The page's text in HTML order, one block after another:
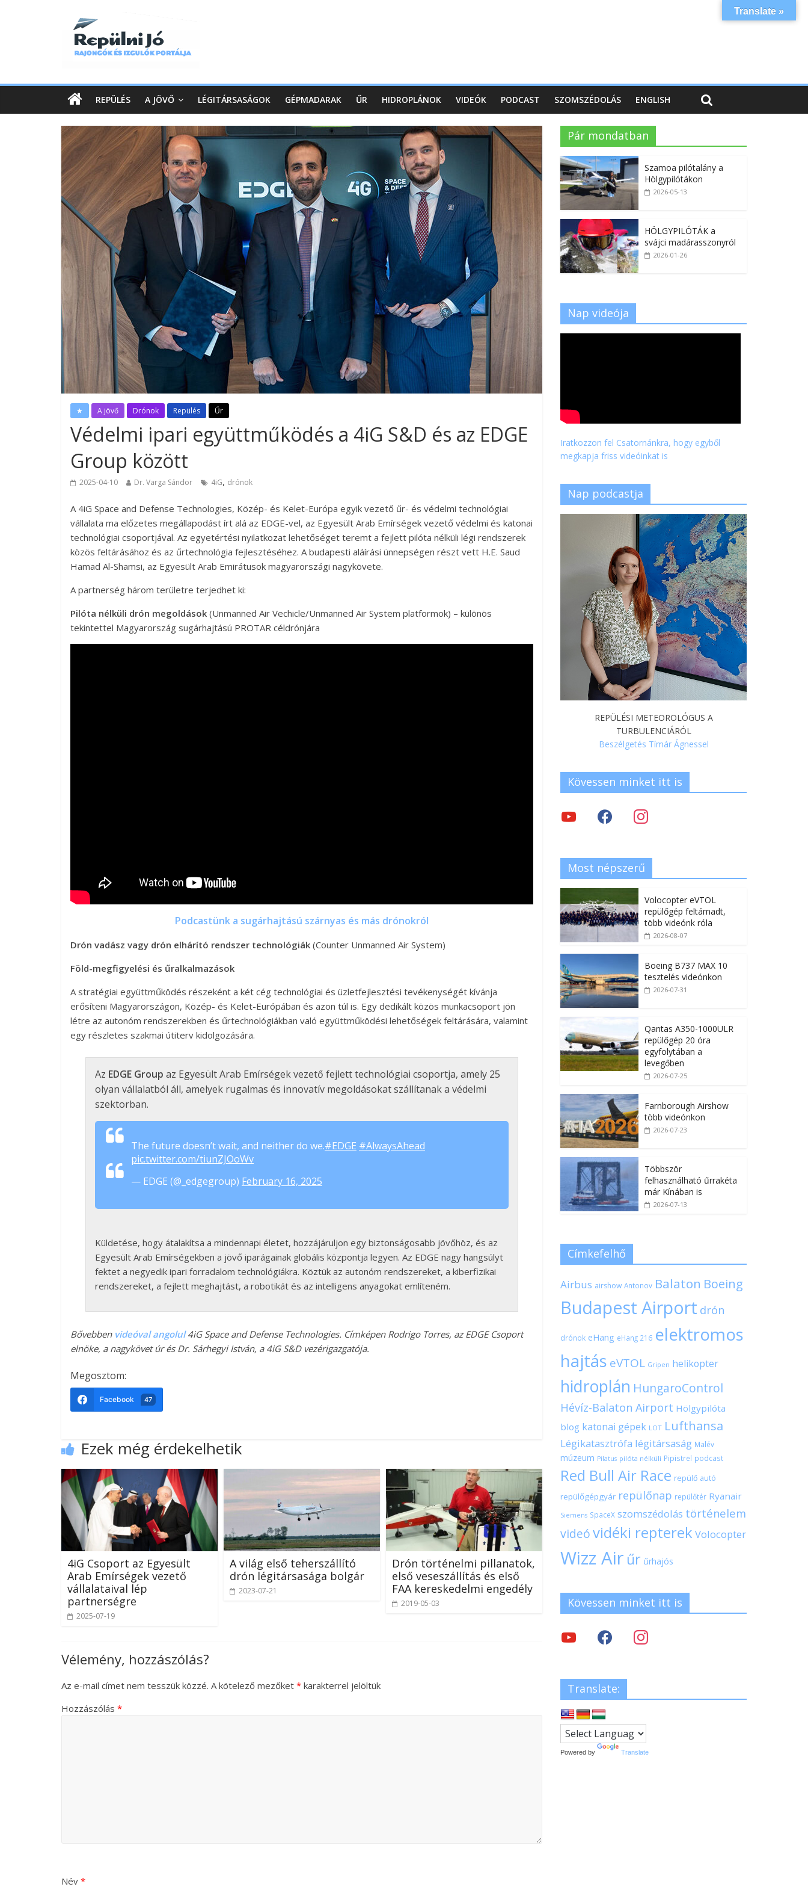
REPÜLÉS A JÖVŐ LÉGITÁRSASÁGOK GÉPMADARAK ŰR HIDROPLÁNOK VIDEÓK PODCAST SZOMSZÉDOLÁS ENGLISH
★ A jövő Drónok Repülés Űr
Védelmi ipari együttműködés a 4iG S&D és az EDGE
Group között
2025-04-10 Dr. Varga Sándor 4iG, drónok
A 4iG Space and Defense Technologies, Közép- és Kelet-Európa egyik vezető űr- és védelmi technológiai
vállalata ma előzetes megállapodást írt alá az EDGE-vel, az Egyesült Arab Emírségek vezető védelmi és katonai
technológiai csoportjával. Az egyetértési nyilatkozat lehetőséget teremt a fejlett pilóta nélküli légi rendszerek
közös feltárásához és az űrtechnológia fejlesztéséhez. A budapesti aláírási ünnepségen részt vett H.E. Saud
Hamad Al-Shamsi, az Egyesült Arab Emirátusok magyarországi nagykövete.
A partnerség három területre terjedhet ki:
Pilóta nélküli drón megoldások (Unmanned Air Vechicle/Unmanned Air System platformok) – különös
tekintettel Magyarország sugárhajtású PROTAR céldrónjára
Podcastünk a sugárhajtású szárnyas és más drónokról
Drón vadász vagy drón elhárító rendszer technológiák (Counter Unmanned Air System)
Föld-megfigyelési és űralkalmazások
A stratégiai együttműködés részeként a két cég technológiai és üzletfejlesztési tevékenységét kívánja
erősíteni Magyarországon, Közép- és Kelet-Európában és azon túl is. Egy dedikált közös munkacsoport jön
létre az autonóm rendszerekben és űrtechnológiákban való együttműködési lehetőségek feltárására, valamint
egy részletes szakmai útiterv kidolgozására.
Az EDGE Group az Egyesült Arab Emírségek vezető fejlett technológiai csoportja, amely 25
olyan vállalatból áll, amelyek rugalmas és innovatív megoldásokat szállítanak a védelmi
szektorban.
The future doesn’t wait, and neither do we.#EDGE #AlwaysAhead
pic.twitter.com/tiunZJOoWv
— EDGE (@_edgegroup) February 16, 2025
Küldetése, hogy átalakítsa a mindennapi életet, hozzájáruljon egy biztonságosabb jövőhöz, és az
Egyesült Arab Emírségekben a jövő iparágainak globális központja legyen. Az EDGE nagy hangsúlyt
fektet a negyedik ipari forradalom technológiákra. Köztük az autonóm rendszereket, a kiberfizikai
rendszereket, a fejlett meghajtást, a robotikát és az intelligens anyagokat említeném.
Bővebben videóval angolul4iG Space and Defense Technologies. Címképen Rodrigo Torres, az EDGE Csoport
elnöke, a nagykövet úr és Dr. Sárhegyi István, a 4iG S&D vezérigazgatója.
Megosztom:
Facebook 47
Ezek még érdekelhetik
4iG Csoport az Egyesült
Arab Emírségek vezető
vállalataival lép
partnerségre
2025-07-19
A világ első teherszállító
drón légitársasága bolgár
2023-07-21
Drón történelmi pillanatok,
első veseszállítás és első
FAA kereskedelmi engedély
2019-05-03
Vélemény, hozzászólás?
Az e-mail címet nem tesszük közzé. A kötelező mezőket * karakterrel jelöltük
Hozzászólás *
Név *
Pár mondatban
Szamoa pilótalány a
Hölgypilótákon
2026-05-13
HÖLGYPILÓTÁK a
svájci madárasszonyról
2026-01-26
Nap videója
Iratkozzon fel Csatornánkra, hogy egyből
megkapja friss videóinkat is
Nap podcastja
REPÜLÉSI METEOROLÓGUS A
TURBULENCIÁRÓL
Beszélgetés Tímár Ágnessel
Kövessen minket itt is
Most népszerű
Volocopter eVTOL
repülőgép feltámadt,
több videónk róla
2026-08-07
Boeing B737 MAX 10
tesztelés videónkon
2026-07-31
Qantas A350-1000ULR
repülőgép 20 óra
egyfolytában a
levegőben
2026-07-25
Farnborough Airshow
több videónkon
2026-07-23
Többször
felhasználható űrrakéta
már Kínában is
2026-07-13
Címkefelhő
Airbus airshow Antonov Balaton Boeing
Budapest Airport drón
drónok eHang eHang 216 elektromos
hajtás eVTOL Gripen helikopter
hidroplán HungaroControl
Hévíz-Balaton Airport Hölgypilóta
blog katonai gépek LOT Lufthansa
Légikatasztrófa légitársaság Malév
múzeum Pilatus pilóta nélküli Pipistrel podcast
Red Bull Air Race repülő autó
repülőgépgyár repülőnap repülőtér Ryanair
Siemens SpaceX szomszédolás történelem
videóvidéki repterek Volocopter
Wizz Air űr űrhajós
Kövessen minket itt is
Translate:
Powered by Translate
Translate »